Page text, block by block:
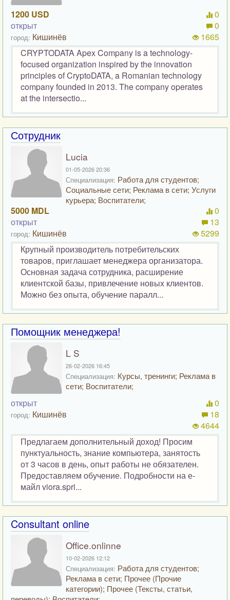
1200 USD
открыт
город: Кишинёв
0
0
1665
CRYPTODATA Apex Company is a technology-
focused organization inspired by the innovation
principles of CryptoDATA, a Romanian technology
company founded in 2013. The company operates
at the intersectio...
Сотрудник
Lucia
01-05-2026 20:36
Специализация: Работа для студентов;
Социальные сети; Реклама в сети; Услуги
курьера; Воспитатели;
5000 MDL
открыт
город: Кишинёв
0
13
5299
Крупный производитель потребительских
товаров, приглашает менеджера организатора.
Основная задача сотрудника, расширение
клиентской базы, привлечение новых клиентов.
Можно без опыта, обучение паралл...
Помощник менеджера!
L S
26-02-2026 16:45
Специализация: Курсы, тренинги; Реклама в
сети; Воспитатели;
открыт
город: Кишинёв
0
18
4644
Предлагаем дополнительный доход! Просим
пунктуальность, знание компьютера, занятость
от 3 часов в день, опыт работы не обязателен.
Предоставляем обучение. Подробности на е-
майл viora.spri...
Consultant online
Office.onlinne
10-02-2026 12:12
Специализация: Работа для студентов;
Реклама в сети; Прочее (Прочие
категории); Прочее (Тексты, статьи,